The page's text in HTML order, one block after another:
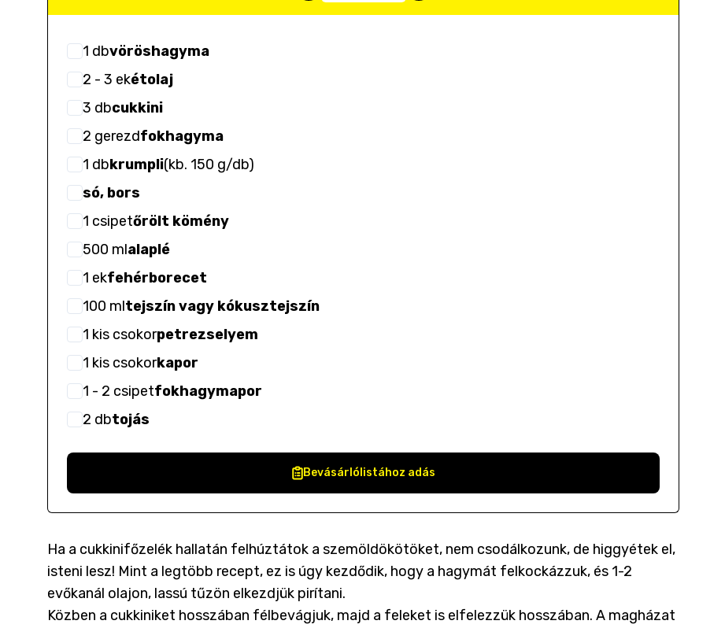
1 dbvöröshagyma
2 - 3 ekétolaj
3 dbcukkini
2 gerezdfokhagyma
1 dbkrumpli(kb. 150 g/db)
só, bors
1 csipetőrölt kömény
500 mlalaplé
1 ekfehérborecet
100 mltejszín vagy kókusztejszín
1 kis csokorpetrezselyem
1 kis csokorkapor
1 - 2 csipetfokhagymapor
2 dbtojás
Bevásárlólistához adás
Ha a cukkinifőzelék hallatán felhúztátok a szemöldökötöket, nem csodálkozunk, de higgyétek el,
isteni lesz! Mint a legtöbb recept, ez is úgy kezdődik, hogy a hagymát felkockázzuk, és 1-2
evőkanál olajon, lassú tűzön elkezdjük pirítani.
Közben a cukkiniket hosszában félbevágjuk, majd a feleket is elfelezzük hosszában. A magházat